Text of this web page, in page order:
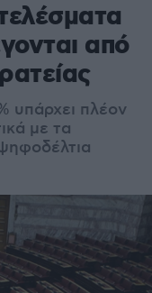
από
υπάρχει πλέον
με τα